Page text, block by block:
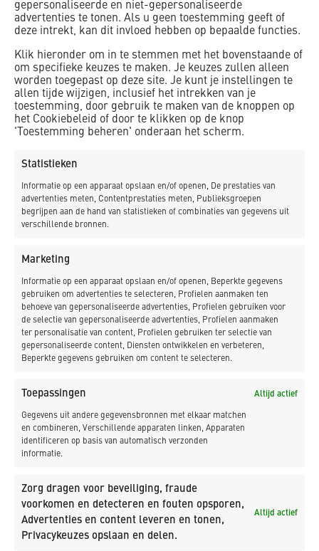
gepersonaliseerde en niet-gepersonaliseerde
advertenties te tonen. Als u geen toestemming geeft of
deze intrekt, kan dit invloed hebben op bepaalde functies.
Klik hieronder om in te stemmen met het bovenstaande of
om specifieke keuzes te maken. Je keuzes zullen alleen
worden toegepast op deze site. Je kunt je instellingen te
allen tijde wijzigen, inclusief het intrekken van je
toestemming, door gebruik te maken van de knoppen op
het Cookiebeleid of door te klikken op de knop
'Toestemming beheren' onderaan het scherm.
Statistieken
Informatie op een apparaat opslaan en/of openen, De prestaties van
advertenties meten, Contentprestaties meten, Publieksgroepen
begrijpen aan de hand van statistieken of combinaties van gegevens uit
verschillende bronnen.
Marketing
Informatie op een apparaat opslaan en/of openen, Beperkte gegevens
gebruiken om advertenties te selecteren, Profielen aanmaken ten
behoeve van gepersonaliseerde advertenties, Profielen gebruiken voor
de selectie van gepersonaliseerde advertenties, Profielen aanmaken
ter personalisatie van content, Profielen gebruiken ter selectie van
gepersonaliseerde content, Diensten ontwikkelen en verbeteren,
Beperkte gegevens gebruiken om content te selecteren.
Toepassingen Altijd actief
Gegevens uit andere gegevensbronnen met elkaar matchen
en combineren, Verschillende apparaten linken, Apparaten
identificeren op basis van automatisch verzonden
informatie.
Zorg dragen voor beveiliging, fraude
voorkomen en detecteren en fouten opsporen,
Advertenties en content leveren en tonen,
Privacykeuzes opslaan en delen.
Altijd actief
Van diepriool tot en met de laatste glasplaat op de
overkapping: K_Dekker heeft de complete realisatie van het
busplein bij Utrecht CS in eigen beheer gedaan. Op drie
‘busvrije’ weekenden na bleef het busplein tijdens het werk
continu in bedrijf. Kwestie van strak time- en
omgevingsmanagement.
NIEUWSBRIEF